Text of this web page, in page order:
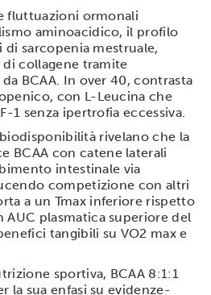
fluttuazioni ormonali
aminoacidico, il profilo
sarcopenia mestruale,
collagene tramite
BCAA. In over 40, contrasta
con L-Leucina che
1 senza ipertrofia eccessiva.
rivelano che la
BCAA con catene laterali
intestinale via
competizione con altri
a un Tmax inferiore rispetto
AUC plasmatica superiore del
tangibili su VO2 max e
sportiva, BCAA 8:1:1
la sua enfasi su evidenze-